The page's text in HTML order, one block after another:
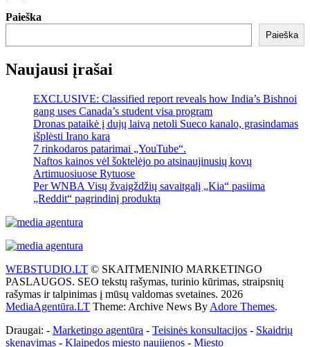
Paieška
Paieška
Naujausi įrašai
EXCLUSIVE: Classified report reveals how India’s Bishnoi
gang uses Canada’s student visa program
Dronas pataikė į dujų laivą netoli Sueco kanalo, grasindamas
išplėsti Irano karą
7 rinkodaros patarimai „YouTube“.
Naftos kainos vėl šoktelėjo po atsinaujinusių kovų
Artimuosiuose Rytuose
Per WNBA Visų žvaigždžių savaitgalį „Kia“ pasiima
„Reddit“ pagrindinį produktą
WEBSTUDIO.LT © SKAITMENINIO MARKETINGO
PASLAUGOS. SEO tekstų rašymas, turinio kūrimas, straipsnių
rašymas ir talpinimas į mūsų valdomas svetaines. 2026
MediaAgentūra.LT Theme: Archive News By Adore Themes.
Draugai: - Marketingo agentūra - Teisinės konsultacijos - Skaidrių
skenavimas - Klaipedos miesto naujienos - Miesto